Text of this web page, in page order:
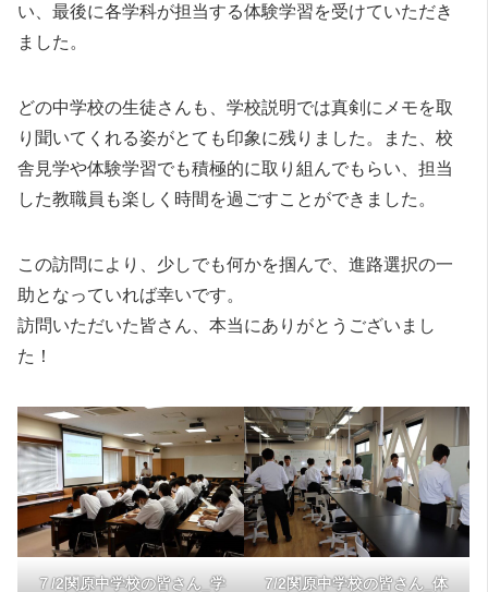
い、最後に各学科が担当する体験学習を受けていただき
ました。
どの中学校の生徒さんも、学校説明では真剣にメモを取
り聞いてくれる姿がとても印象に残りました。また、校
舎見学や体験学習でも積極的に取り組んでもらい、担当
した教職員も楽しく時間を過ごすことができました。
この訪問により、少しでも何かを掴んで、進路選択の一
助となっていれば幸いです。
訪問いただいた皆さん、本当にありがとうございまし
た！
７/2関原中学校の皆さん_学
7/2関原中学校の皆さん_体